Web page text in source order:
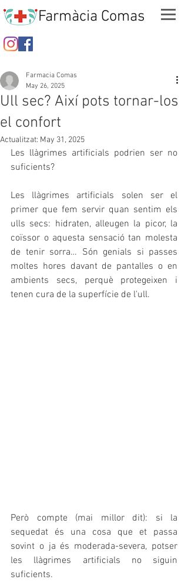
Farmàcia Comas
Ull sec? Així pots tornar-los
el confort
Farmacia Comas
May 26, 2025
Actualitzat: May 31, 2025
Les llàgrimes artificials podrien ser no
suficients?
Les llàgrimes artificials solen ser el
primer que fem servir quan sentim els
ulls secs: hidraten, alleugen la picor, la
coïssor o aquesta sensació tan molesta
de tenir sorra… Són genials si passes
moltes hores davant de pantalles o en
ambients secs, perquè protegeixen i
tenen cura de la superfície de l'ull.
Però compte (mai millor dit): si la
sequedat és una cosa que et passa
sovint o ja és moderada-severa, potser
les llàgrimes artificials no siguin
suficients.